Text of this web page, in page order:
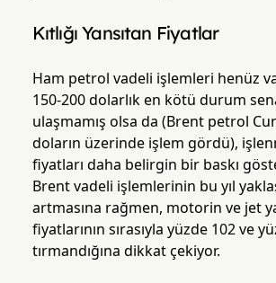
Kıtlığı Yansıtan Fiyatlar
Ham petrol vadeli işlemleri henüz
150-200 dolarlık en kötü durum
ulaşmamış olsa da (Brent petrol
doların üzerinde işlem gördü),
fiyatları daha belirgin bir baskı
Brent vadeli işlemlerinin bu yıl
artmasına rağmen, motorin ve jet
fiyatlarının sırasıyla yüzde 102 ve
tırmandığına dikkat çekiyor.